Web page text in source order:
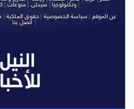
وتكنولوجيا| سيدتى منوعات
|
عن الموقع
سياسة الخصوصية حقوق الملكية
اتصل بنا